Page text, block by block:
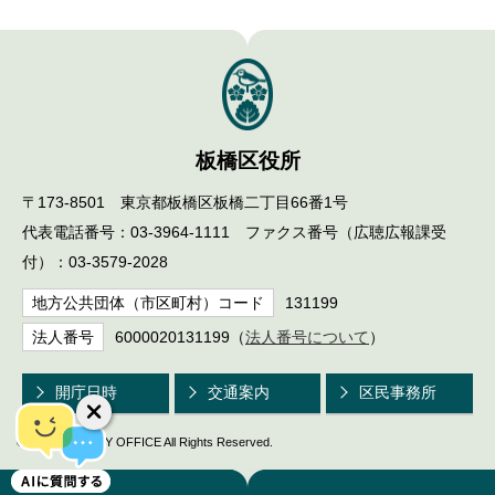
板橋区役所
〒173-8501 東京都板橋区板橋二丁目66番1号
代表電話番号：03-3964-1111 ファクス番号（広聴広報課受
付）：03-3579-2028
地方公共団体（市区町村）コード 131199
法人番号 6000020131199（法人番号について ）
開庁日時 交通案内 区民事務所
© ITABASHI CITY OFFICE All Rights Reserved.